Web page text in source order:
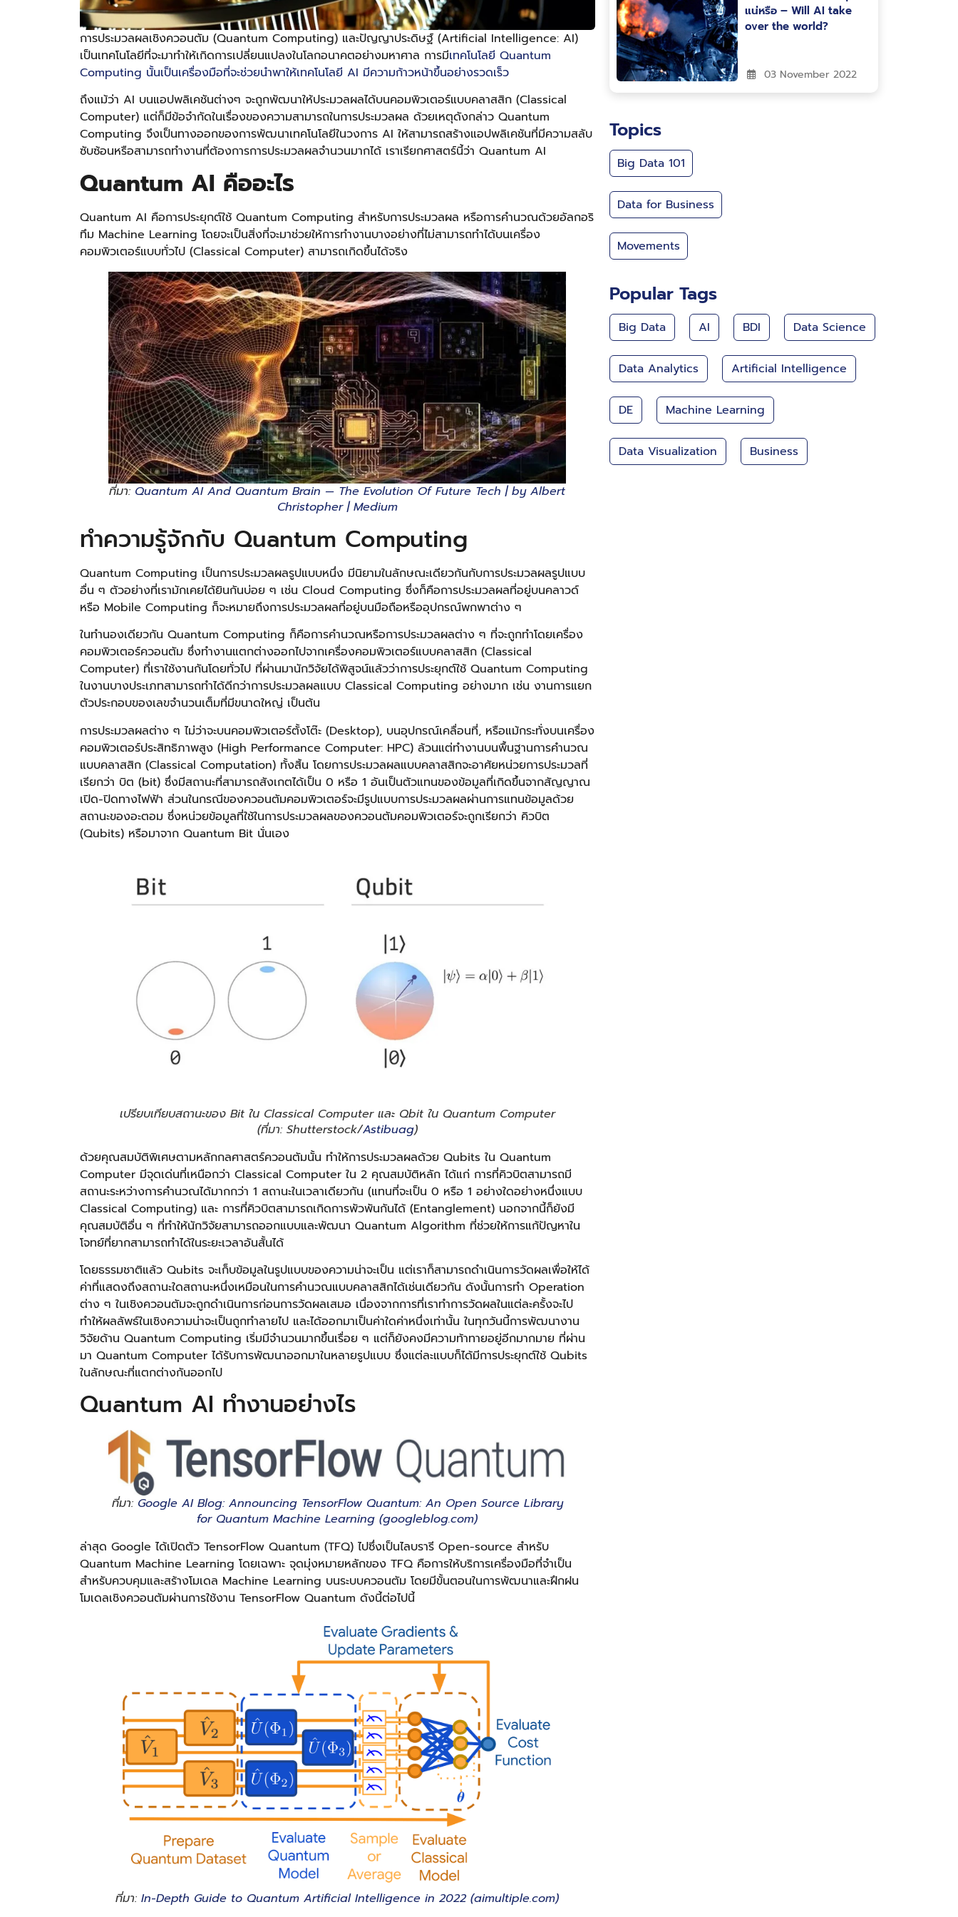
การประมวลผลเชิงควอนตัม (Quantum Computing) และปัญญาประดิษฐ์ (Artificial Intelligence: AI)
เป็นเทคโนโลยีที่จะมาทำให้เกิดการเปลี่ยนแปลงในโลกอนาคตอย่างมหาศาล การมีเทคโนโลยี Quantum
Computing นั้นเป็นเครื่องมือที่จะช่วยนำพาให้เทคโนโลยี AI มีความก้าวหน้าขึ้นอย่างรวดเร็ว
ถึงแม้ว่า AI บนแอปพลิเคชันต่างๆ จะถูกพัฒนาให้ประมวลผลได้บนคอมพิวเตอร์แบบคลาสสิก (Classical
Computer) แต่ก็มีข้อจำกัดในเรื่องของความสามารถในการประมวลผล ด้วยเหตุดังกล่าว Quantum
Computing จึงเป็นทางออกของการพัฒนาเทคโนโลยีในวงการ AI ให้สามารถสร้างแอปพลิเคชันที่มีความสลับ
ซับซ้อนหรือสามารถทำงานที่ต้องการการประมวลผลจำนวนมากได้ เราเรียกศาสตร์นี้ว่า Quantum AI
Quantum AI คืออะไร
Quantum AI คือการประยุกต์ใช้ Quantum Computing สำหรับการประมวลผล หรือการคำนวณด้วยอัลกอริ
ทึม Machine Learning โดยจะเป็นสิ่งที่จะมาช่วยให้การทำงานบางอย่างที่ไม่สามารถทำได้บนเครื่อง
คอมพิวเตอร์แบบทั่วไป (Classical Computer) สามารถเกิดขึ้นได้จริง
ที่มา: Quantum AI And Quantum Brain — The Evolution Of Future Tech | by Albert
Christopher | Medium
ทำความรู้จักกับ Quantum Computing
Quantum Computing เป็นการประมวลผลรูปแบบหนึ่ง มีนิยามในลักษณะเดียวกันกับการประมวลผลรูปแบบ
อื่น ๆ ตัวอย่างที่เรามักเคยได้ยินกันบ่อย ๆ เช่น Cloud Computing ซึ่งก็คือการประมวลผลที่อยู่บนคลาวด์
หรือ Mobile Computing ก็จะหมายถึงการประมวลผลที่อยู่บนมือถือหรืออุปกรณ์พกพาต่าง ๆ
ในทำนองเดียวกัน Quantum Computing ก็คือการคำนวณหรือการประมวลผลต่าง ๆ ที่จะถูกทำโดยเครื่อง
คอมพิวเตอร์ควอนตัม ซึ่งทำงานแตกต่างออกไปจากเครื่องคอมพิวเตอร์แบบคลาสสิก (Classical
Computer) ที่เราใช้งานกันโดยทั่วไป ที่ผ่านมานักวิจัยได้พิสูจน์แล้วว่าการประยุกต์ใช้ Quantum Computing
ในงานบางประเภทสามารถทำได้ดีกว่าการประมวลผลแบบ Classical Computing อย่างมาก เช่น งานการแยก
ตัวประกอบของเลขจำนวนเต็มที่มีขนาดใหญ่ เป็นต้น
การประมวลผลต่าง ๆ ไม่ว่าจะบนคอมพิวเตอร์ตั้งโต๊ะ (Desktop), บนอุปกรณ์เคลื่อนที่, หรือแม้กระทั่งบนเครื่อง
คอมพิวเตอร์ประสิทธิภาพสูง (High Performance Computer: HPC) ล้วนแต่ทำงานบนพื้นฐานการคำนวณ
แบบคลาสสิก (Classical Computation) ทั้งสิ้น โดยการประมวลผลแบบคลาสสิกจะอาศัยหน่วยการประมวลที่
เรียกว่า บิต (bit) ซึ่งมีสถานะที่สามารถสังเกตได้เป็น 0 หรือ 1 อันเป็นตัวแทนของข้อมูลที่เกิดขึ้นจากสัญญาณ
เปิด-ปิดทางไฟฟ้า ส่วนในกรณีของควอนตัมคอมพิวเตอร์จะมีรูปแบบการประมวลผลผ่านการแทนข้อมูลด้วย
สถานะของอะตอม ซึ่งหน่วยข้อมูลที่ใช้ในการประมวลผลของควอนตัมคอมพิวเตอร์จะถูกเรียกว่า คิวบิต
(Qubits) หรือมาจาก Quantum Bit นั่นเอง
เปรียบเทียบสถานะของ Bit ใน Classical Computer และ Qbit ใน Quantum Computer
(ที่มา: Shutterstock/Astibuag)
ด้วยคุณสมบัติพิเศษตามหลักกลศาสตร์ควอนตัมนั้น ทำให้การประมวลผลด้วย Qubits ใน Quantum
Computer มีจุดเด่นที่เหนือกว่า Classical Computer ใน 2 คุณสมบัติหลัก ได้แก่ การที่คิวบิตสามารถมี
สถานะระหว่างการคำนวณได้มากกว่า 1 สถานะในเวลาเดียวกัน (แทนที่จะเป็น 0 หรือ 1 อย่างใดอย่างหนึ่งแบบ
Classical Computing) และ การที่คิวบิตสามารถเกิดการพัวพันกันได้ (Entanglement) นอกจากนี้ก็ยังมี
คุณสมบัติอื่น ๆ ที่ทำให้นักวิจัยสามารถออกแบบและพัฒนา Quantum Algorithm ที่ช่วยให้การแก้ปัญหาใน
โจทย์ที่ยากสามารถทำได้ในระยะเวลาอันสั้นได้
โดยธรรมชาติแล้ว Qubits จะเก็บข้อมูลในรูปแบบของความน่าจะเป็น แต่เราก็สามารถดำเนินการวัดผลเพื่อให้ได้
ค่าที่แสดงถึงสถานะใดสถานะหนึ่งเหมือนในการคำนวณแบบคลาสสิกได้เช่นเดียวกัน ดังนั้นการทำ Operation
ต่าง ๆ ในเชิงควอนตัมจะถูกดำเนินการก่อนการวัดผลเสมอ เนื่องจากการที่เราทำการวัดผลในแต่ละครั้งจะไป
ทำให้ผลลัพธ์ในเชิงความน่าจะเป็นถูกทำลายไป และได้ออกมาเป็นค่าใดค่าหนึ่งเท่านั้น ในทุกวันนี้การพัฒนางาน
วิจัยด้าน Quantum Computing เริ่มมีจำนวนมากขึ้นเรื่อย ๆ แต่ก็ยังคงมีความท้าทายอยู่อีกมากมาย ที่ผ่าน
มา Quantum Computer ได้รับการพัฒนาออกมาในหลายรูปแบบ ซึ่งแต่ละแบบก็ได้มีการประยุกต์ใช้ Qubits
ในลักษณะที่แตกต่างกันออกไป
Quantum AI ทำงานอย่างไร
ที่มา: Google AI Blog: Announcing TensorFlow Quantum: An Open Source Library
for Quantum Machine Learning (googleblog.com)
ล่าสุด Google ได้เปิดตัว TensorFlow Quantum (TFQ) ไปซึ่งเป็นไลบรารี Open-source สำหรับ
Quantum Machine Learning โดยเฉพาะ จุดมุ่งหมายหลักของ TFQ คือการให้บริการเครื่องมือที่จำเป็น
สำหรับควบคุมและสร้างโมเดล Machine Learning บนระบบควอนตัม โดยมีขั้นตอนในการพัฒนาและฝึกฝน
โมเดลเชิงควอนตัมผ่านการใช้งาน TensorFlow Quantum ดังนี้ต่อไปนี้
ที่มา: In-Depth Guide to Quantum Artificial Intelligence in 2022 (aimultiple.com)
แน่หรือ – Will AI take
over the world?
03 November 2022
Topics
Big Data 101
Data for Business
Movements
Popular Tags
Big Data AI BDI Data Science
Data Analytics Artificial Intelligence
DE Machine Learning
Data Visualization Business